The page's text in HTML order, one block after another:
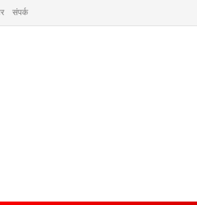
संपर्क